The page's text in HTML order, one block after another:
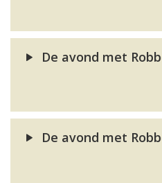
De avond met
De avond met